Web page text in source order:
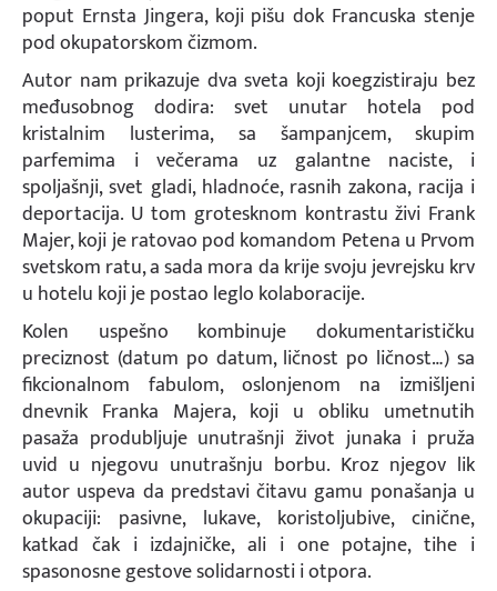
poput Ernsta Jingera, koji pišu dok Francuska stenje
pod okupatorskom čizmom.
Autor nam prikazuje dva sveta koji koegzistiraju bez
međusobnog dodira: svet unutar hotela pod
kristalnim lusterima, sa šampanjcem, skupim
parfemima i večerama uz galantne naciste, i
spoljašnji, svet gladi, hladnoće, rasnih zakona, racija i
deportacija. U tom grotesknom kontrastu živi Frank
Majer, koji je ratovao pod komandom Petena u Prvom
svetskom ratu, a sada mora da krije svoju jevrejsku krv
u hotelu koji je postao leglo kolaboracije.
Kolen uspešno kombinuje dokumentarističku
preciznost (datum po datum, ličnost po ličnost…) sa
fikcionalnom fabulom, oslonjenom na izmišljeni
dnevnik Franka Majera, koji u obliku umetnutih
pasaža produbljuje unutrašnji život junaka i pruža
uvid u njegovu unutrašnju borbu. Kroz njegov lik
autor uspeva da predstavi čitavu gamu ponašanja u
okupaciji: pasivne, lukave, koristoljubive, cinične,
katkad čak i izdajničke, ali i one potajne, tihe i
spasonosne gestove solidarnosti i otpora.